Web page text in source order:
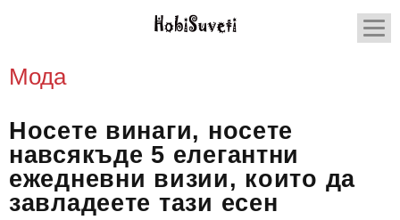
Мода
Носете винаги, носете
навсякъде 5 елегантни
ежедневни визии, които да
завладеете тази есен